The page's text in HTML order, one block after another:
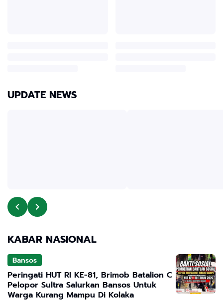
UPDATE NEWS
KABAR NASIONAL
Bansos
Peringati HUT RI KE-81, Brimob Batalion C
Pelopor Sultra Salurkan Bansos Untuk
Warga Kurang Mampu Di Kolaka